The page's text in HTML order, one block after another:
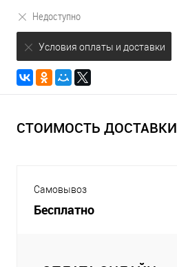
Недоступно
Условия оплаты и доставки
СТОИМОСТЬ ДОСТАВКИ
Самовывоз
Бесплатно